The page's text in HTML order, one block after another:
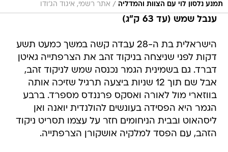
תמנע נלסון לוי עם הצוות והמדליה / אתר רשמי, איגוד הג'ודו
ענבל שמש (עד 63 ק"ג)
הישראלית בת ה-28 עבדה קשה במשך כמעט תשע
דקות לפני שניצחה בניקוד זהב את הצרפתייה גאיטן
דברד. גם בשמינית הגמר נכנסה שמש לניקוד זהב,
אבל שם תוך 12 שניות ביצעה תרגיל שזיכה אותה
בווזארי מול לאורה ואסקס פרננדס מספרד. ברבע
הגמר היא הפסידה בעונשים להולנדית יואנה ואן
ליסהאוט ובבית הניחומים חזר על עצמו תסריט ניקוד
הזהב, עם הפסד למלקיה אושקורן הצרפתייה.